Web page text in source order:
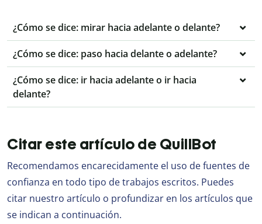
¿Cómo se dice: mirar hacia adelante o delante?
¿Cómo se dice: paso hacia delante o adelante?
¿Cómo se dice: ir hacia adelante o ir hacia
delante?
Citar este artículo de QuillBot
Recomendamos encarecidamente el uso de fuentes de
confianza en todo tipo de trabajos escritos. Puedes
citar nuestro artículo o profundizar en los artículos que
se indican a continuación.